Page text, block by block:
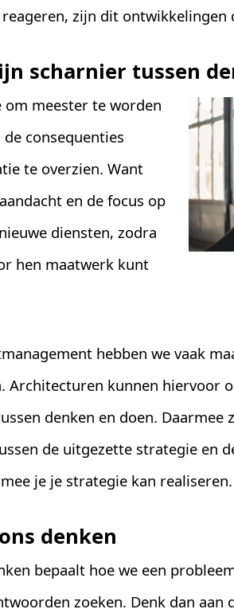
zijn dit ontwikkelingen
scharnier tussen
meester te worden
consequenties
te overzien. Want
en de focus op
diensten, zodra
hen maatwerk kunt
hebben we vaak
Architecturen kunnen hiervoor
denken en doen. Daarmee
de uitgezette strategie en
je je strategie kan realiseren.
denken
bepaalt hoe we een
zoeken. Denk dan aan